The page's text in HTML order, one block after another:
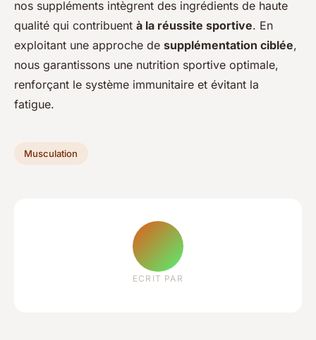
nos suppléments intègrent des ingrédients de haute
qualité qui contribuent à la réussite sportive. En
exploitant une approche de supplémentation ciblée,
nous garantissons une nutrition sportive optimale,
renforçant le système immunitaire et évitant la
fatigue.
Musculation
ECRIT PAR